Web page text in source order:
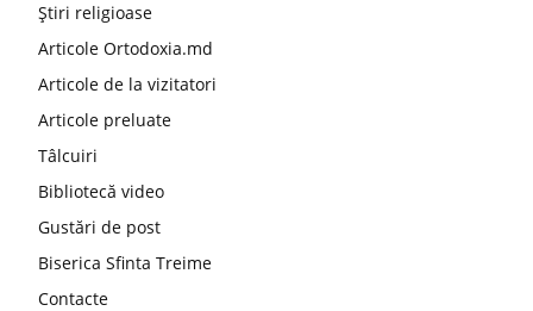
Știri religioase
Articole Ortodoxia.md
Articole de la vizitatori
Articole preluate
Tâlcuiri
Bibliotecă video
Gustări de post
Biserica Sfinta Treime
Contacte